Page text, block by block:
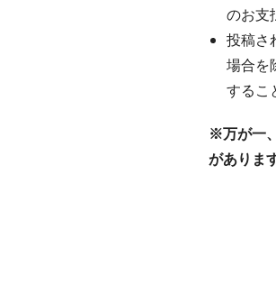
のお支
投稿さ
場合を
するこ
※万が一
がありま